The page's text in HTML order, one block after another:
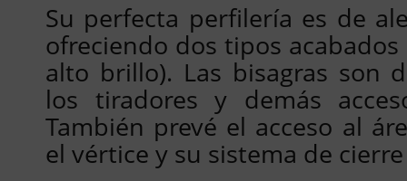
Su perfecta perfilería es de
ofreciendo dos tipos
alto brillo). Las bisagras son
los tiradores y demás
También prevé el acceso al
el vértice y su sistema de